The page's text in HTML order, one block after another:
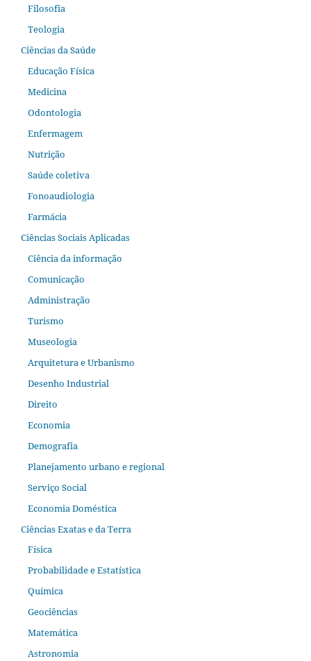
Filosofia
Teologia
Ciências da Saúde
Educação Física
Medicina
Odontologia
Enfermagem
Nutrição
Saúde coletiva
Fonoaudiologia
Farmácia
Ciências Sociais Aplicadas
Ciência da informação
Comunicação
Administração
Turismo
Museologia
Arquitetura e Urbanismo
Desenho Industrial
Direito
Economia
Demografia
Planejamento urbano e regional
Serviço Social
Economia Doméstica
Ciências Exatas e da Terra
Física
Probabilidade e Estatística
Química
Geociências
Matemática
Astronomia